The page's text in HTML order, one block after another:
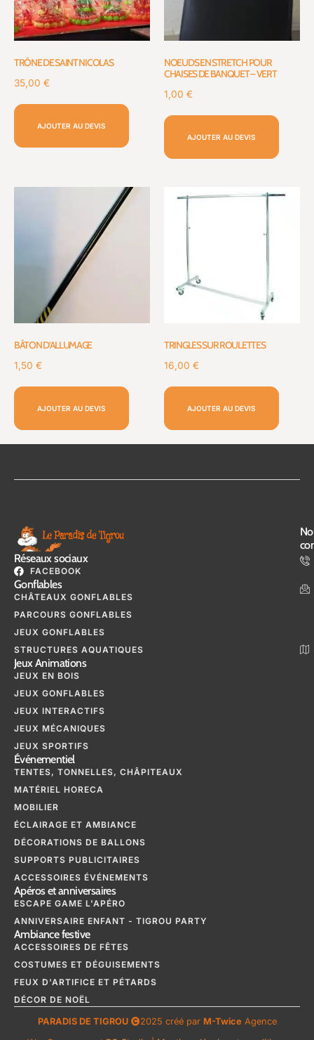
TRÔNE DE SAINT NICOLAS
35,00 €
AJOUTER AU DEVIS
NOEUDS EN STRETCH POUR
CHAISES DE BANQUET – VERT
1,00 €
AJOUTER AU DEVIS
BÂTON D’ALLUMAGE
1,50 €
AJOUTER AU DEVIS
TRINGLES SUR ROULETTES
16,00 €
AJOUTER AU DEVIS
Réseaux sociaux
FACEBOOK
Gonflables
CHÂTEAUX GONFLABLES
PARCOURS GONFLABLES
JEUX GONFLABLES
STRUCTURES AQUATIQUES
Jeux Animations
JEUX EN BOIS
JEUX GONFLABLES
JEUX INTERACTIFS
JEUX MÉCANIQUES
JEUX SPORTIFS
Événementiel
TENTES, TONNELLES, CHÂPITEAUX
MATÉRIEL HORECA
MOBILIER
ÉCLAIRAGE ET AMBIANCE
DÉCORATIONS DE BALLONS
SUPPORTS PUBLICITAIRES
ACCESSOIRES ÉVÉNEMENTS
Apéros et anniversaires
ESCAPE GAME L'APÉRO
ANNIVERSAIRE ENFANT - TIGROU PARTY
Ambiance festive
ACCESSOIRES DE FÊTES
COSTUMES ET DÉGUISEMENTS
FEUX D'ARTIFICE ET PÉTARDS
DÉCOR DE NOËL
PARADIS DE TIGROU 2025 créé par M-Twice Agence